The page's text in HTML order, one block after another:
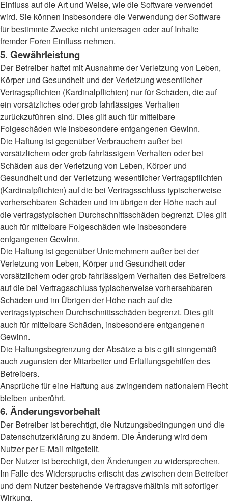
Einfluss auf die Art und Weise, wie die Software verwendet
wird. Sie können insbesondere die Verwendung der Software
für bestimmte Zwecke nicht untersagen oder auf Inhalte
fremder Foren Einfluss nehmen.
5. Gewährleistung
Der Betreiber haftet mit Ausnahme der Verletzung von Leben,
Körper und Gesundheit und der Verletzung wesentlicher
Vertragspflichten (Kardinalpflichten) nur für Schäden, die auf
ein vorsätzliches oder grob fahrlässiges Verhalten
zurückzuführen sind. Dies gilt auch für mittelbare
Folgeschäden wie insbesondere entgangenen Gewinn.
Die Haftung ist gegenüber Verbrauchern außer bei
vorsätzlichem oder grob fahrlässigem Verhalten oder bei
Schäden aus der Verletzung von Leben, Körper und
Gesundheit und der Verletzung wesentlicher Vertragspflichten
(Kardinalpflichten) auf die bei Vertragsschluss typischerweise
vorhersehbaren Schäden und im übrigen der Höhe nach auf
die vertragstypischen Durchschnittsschäden begrenzt. Dies gilt
auch für mittelbare Folgeschäden wie insbesondere
entgangenen Gewinn.
Die Haftung ist gegenüber Unternehmern außer bei der
Verletzung von Leben, Körper und Gesundheit oder
vorsätzlichem oder grob fahrlässigem Verhalten des Betreibers
auf die bei Vertragsschluss typischerweise vorhersehbaren
Schäden und im Übrigen der Höhe nach auf die
vertragstypischen Durchschnittsschäden begrenzt. Dies gilt
auch für mittelbare Schäden, insbesondere entgangenen
Gewinn.
Die Haftungsbegrenzung der Absätze a bis c gilt sinngemäß
auch zugunsten der Mitarbeiter und Erfüllungsgehilfen des
Betreibers.
Ansprüche für eine Haftung aus zwingendem nationalem Recht
bleiben unberührt.
6. Änderungsvorbehalt
Der Betreiber ist berechtigt, die Nutzungsbedingungen und die
Datenschutzerklärung zu ändern. Die Änderung wird dem
Nutzer per E-Mail mitgeteilt.
Der Nutzer ist berechtigt, den Änderungen zu widersprechen.
Im Falle des Widerspruchs erlischt das zwischen dem Betreiber
und dem Nutzer bestehende Vertragsverhältnis mit sofortiger
Wirkung.